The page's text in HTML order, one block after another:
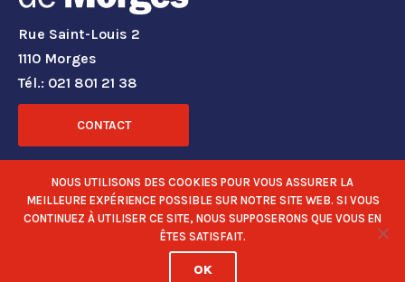
Rue Saint-Louis 2
1110 Morges
Tél.: 021 801 21 38
CONTACT
RÉSEAUX SOCIAUX
NOUS UTILISONS DES COOKIES POUR VOUS ASSURER LA
MEILLEURE EXPÉRIENCE POSSIBLE SUR NOTRE SITE WEB. SI VOUS
CONTINUEZ À UTILISER CE SITE, NOUS SUPPOSERONS QUE VOUS EN
ÊTES SATISFAIT.
OK